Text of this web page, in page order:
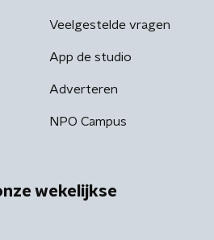
Veelgestelde vragen
App de studio
Adverteren
NPO Campus
wekelijkse